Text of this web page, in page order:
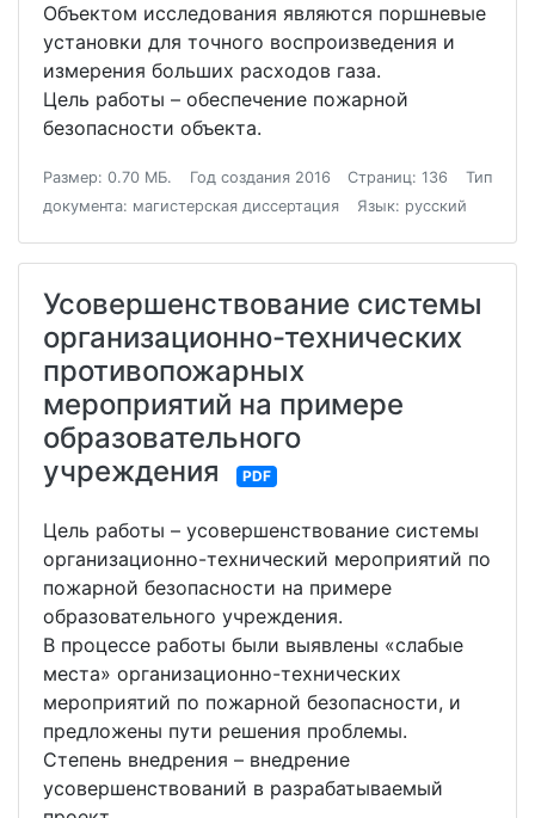
Объектом исследования являются поршневые
установки для точного воспроизведения и
измерения больших расходов газа.
Цель работы – обеспечение пожарной
безопасности объекта.
Размер: 0.70 МБ. Год создания 2016 Страниц: 136
Тип
документа: магистерская диссертация
Язык: русский
Усовершенствование системы
организационно-технических
противопожарных
мероприятий на примере
образовательного
учреждения
PDF
Цель работы – усовершенствование системы
организационно-технический мероприятий по
пожарной безопасности на примере
образовательного учреждения.
В процессе работы были выявлены «слабые
места» организационно-технических
мероприятий по пожарной безопасности, и
предложены пути решения проблемы.
Степень внедрения – внедрение
усовершенствований в разрабатываемый